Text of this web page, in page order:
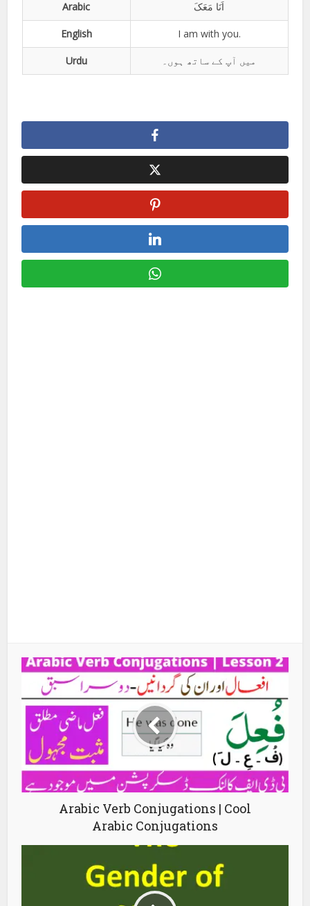
Arabic اَنَا مَعَکَ
English I am with you.
Urdu میں آپ کے ساتھ ہوں۔
Arabic Verb Conjugations | Cool
Arabic Conjugations